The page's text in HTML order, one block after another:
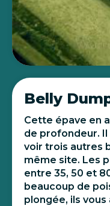
Belly
Cette épave en
de profondeur.
voir trois autres
même site. Les
entre 35, 50 et
beaucoup de
plongée, ils